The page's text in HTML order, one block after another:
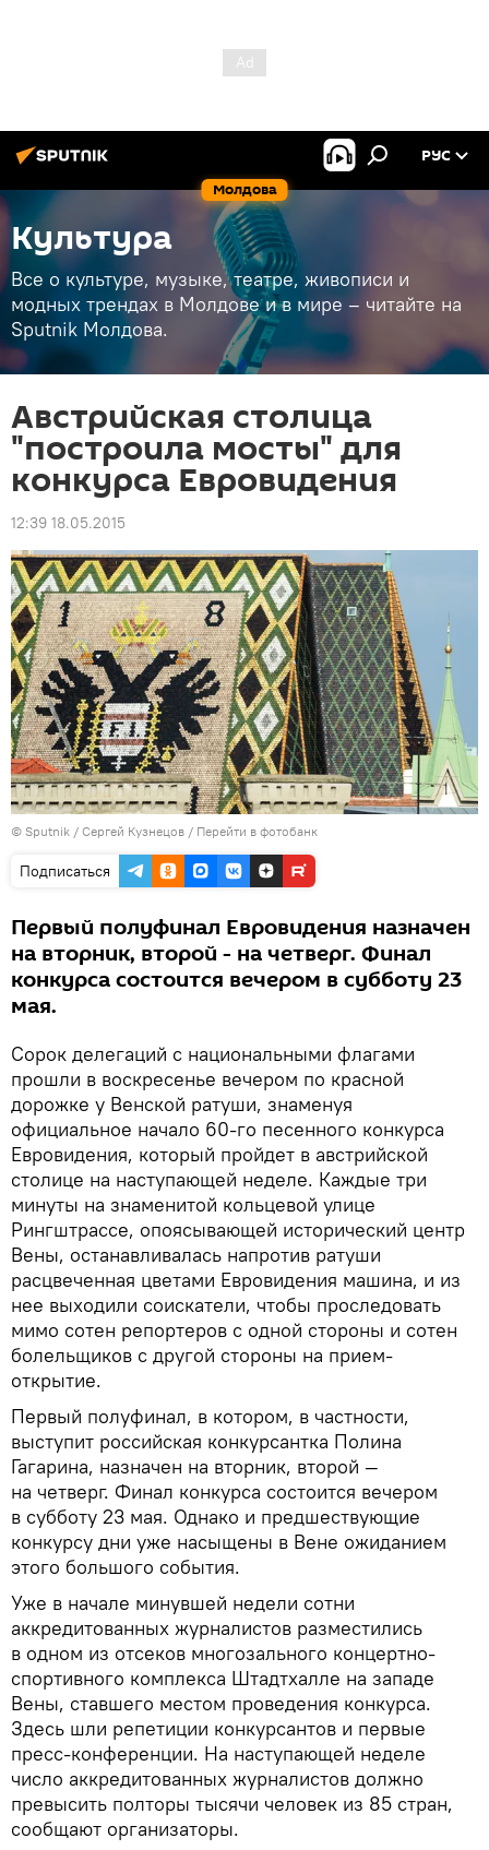
Молдова
РУС
Культура
Все о культуре, музыке, театре, живописи и
модных трендах в Молдове и в мире – читайте на
Sputnik Молдова.
Австрийская столица
"построила мосты" для
конкурса Евровидения
12:39 18.05.2015
© Sputnik / Сергей Кузнецов / Перейти в фотобанк
Подписаться
Первый полуфинал Евровидения назначен
на вторник, второй - на четверг. Финал
конкурса состоится вечером в субботу 23
мая.
Сорок делегаций с национальными флагами
прошли в воскресенье вечером по красной
дорожке у Венской ратуши, знаменуя
официальное начало 60-го песенного конкурса
Евровидения, который пройдет в австрийской
столице на наступающей неделе. Каждые три
минуты на знаменитой кольцевой улице
Рингштрассе, опоясывающей исторический центр
Вены, останавливалась напротив ратуши
расцвеченная цветами Евровидения машина, и из
нее выходили соискатели, чтобы проследовать
мимо сотен репортеров с одной стороны и сотен
болельщиков с другой стороны на прием-
открытие.
Первый полуфинал, в котором, в частности,
выступит российская конкурсантка Полина
Гагарина, назначен на вторник, второй —
на четверг. Финал конкурса состоится вечером
в субботу 23 мая. Однако и предшествующие
конкурсу дни уже насыщены в Вене ожиданием
этого большого события.
Уже в начале минувшей недели сотни
аккредитованных журналистов разместились
в одном из отсеков многозального концертно-
спортивного комплекса Штадтхалле на западе
Вены, ставшего местом проведения конкурса.
Здесь шли репетиции конкурсантов и первые
пресс-конференции. На наступающей неделе
число аккредитованных журналистов должно
превысить полторы тысячи человек из 85 стран,
сообщают организаторы.